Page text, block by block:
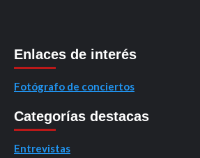
Enlaces de interés
Fotógrafo de conciertos
Categorías destacas
Entrevistas